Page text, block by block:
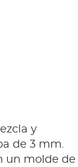
y
de 3 mm.
un molde de